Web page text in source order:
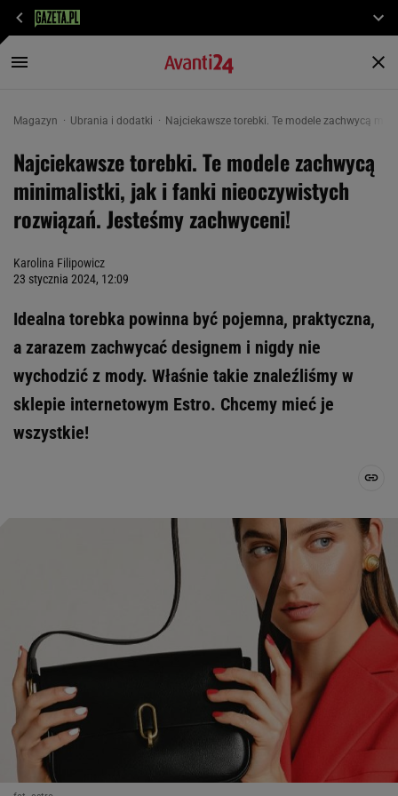
Magazyn Ubrania i dodatki Najciekawsze torebki. Te modele zachwycą
Najciekawsze torebki. Te modele zachwycą
minimalistki, jak i fanki nieoczywistych
rozwiązań. Jesteśmy zachwyceni!
Karolina Filipowicz
23 stycznia 2024, 12:09
Idealna torebka powinna być pojemna, praktyczna,
a zarazem zachwycać designem i nigdy nie
wychodzić z mody. Właśnie takie znaleźliśmy w
sklepie internetowym Estro. Chcemy mieć je
wszystkie!